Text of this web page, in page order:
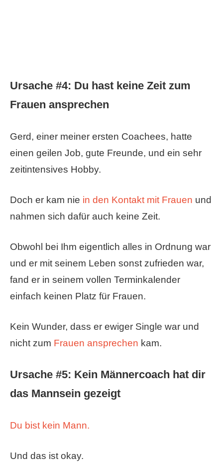
Ursache #4: Du hast keine Zeit zum
Frauen ansprechen
Gerd, einer meiner ersten Coachees, hatte
einen geilen Job, gute Freunde, und ein sehr
zeitintensives Hobby.
Doch er kam nie in den Kontakt mit Frauen und
nahmen sich dafür auch keine Zeit.
Obwohl bei Ihm eigentlich alles in Ordnung war
und er mit seinem Leben sonst zufrieden war,
fand er in seinem vollen Terminkalender
einfach keinen Platz für Frauen.
Kein Wunder, dass er ewiger Single war und
nicht zum Frauen ansprechen kam.
Ursache #5: Kein Männercoach hat dir
das Mannsein gezeigt
Du bist kein Mann.
Und das ist okay.